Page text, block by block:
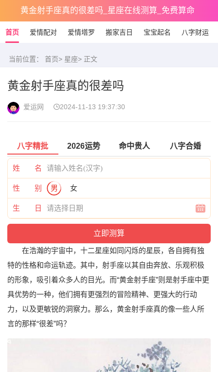
黄金射手座真的很差吗_星座在线测算_免费算命
首页 爱情配对 爱情塔罗 搬家吉日 宝宝起名 八字财运
当前位置： 首页> 星座> 正文
黄金射手座真的很差吗
爱运网 2024-11-13 19:37:30
八字精批 2026运势 命中贵人 八字合婚
姓 名
性 别 男 女
生 日
在浩瀚的宇宙中，十二星座如同闪烁的星辰，各自拥有独
特的性格和命运轨迹。其中，射手座以其自由奔放、乐观积极
的形象，吸引着众多人的目光。而“黄金射手座”则是射手座中更
具优势的一种，他们拥有更强烈的冒险精神、更强大的行动
力，以及更敏锐的洞察力。那么，黄金射手座真的像一些人所
言的那样“很差”吗？